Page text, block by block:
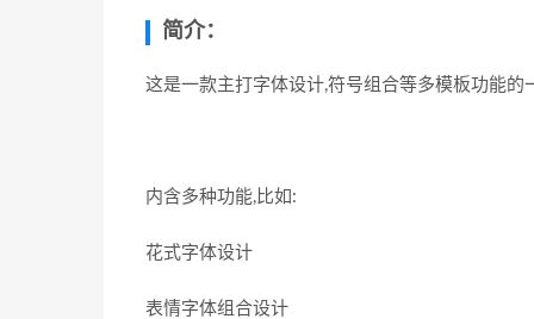
简介：
这是一款主打字体设计,符号组合等多模板功能的
内含多种功能,比如:
花式字体设计
表情字体组合设计